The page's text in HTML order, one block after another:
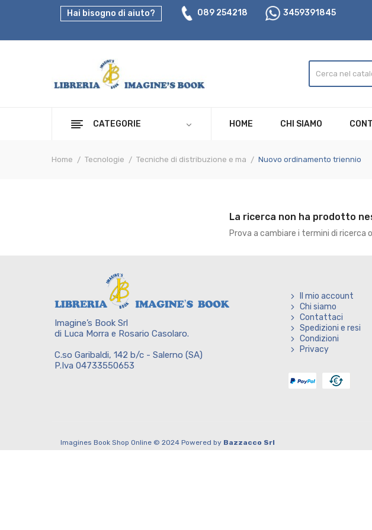
Hai bisogno di aiuto? 089 254218 3459391845
CATEGORIE HOME CHI SIAMO
Home Tecnologie Tecniche di distribuzione e ma Nuovo ordinamento triennio
La ricerca non ha prodotto
Prova a cambiare i termini di ricerca
Imagine’s Book Srl
di Luca Morra e Rosario Casolaro.
C.so Garibaldi, 142 b/c - Salerno (SA)
P.Iva 04733550653
Il mio account
Chi siamo
Contattaci
Spedizioni e resi
Condizioni
Privacy
Imagines Book Shop Online © 2024 Powered by Bazzacco Srl